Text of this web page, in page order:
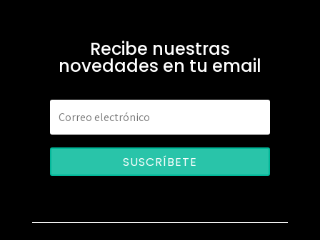
Recibe nuestras
novedades en tu email
SUSCRÍBETE